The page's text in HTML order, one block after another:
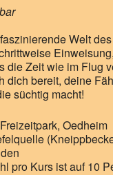
Welt
die Zeit wie im Flug
dich bereit, deine
süchtig macht!
Oedheim
pro Kurs ist auf 10